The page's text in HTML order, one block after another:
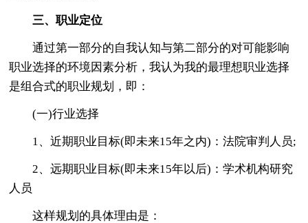
三、职业定位
通过第一部分的自我认知与第二部分的对可能影响
职业选择的环境因素分析，我认为我的最理想职业选择
是组合式的职业规划，即：
(一)行业选择
1、近期职业目标(即未来15年之内)：法院审判人员;
2、远期职业目标(即未来15年以后)：学术机构研究
人员
这样规划的具体理由是：